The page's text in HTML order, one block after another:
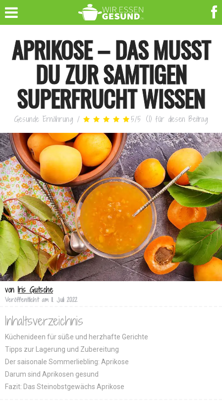
APRIKOSE – DAS MUSST
DU ZUR SAMTIGEN
SUPERFRUCHT WISSEN
Gesunde Ernährung / 5/5 (1) für diesen Beitrag
von Iris Gutsche
Veröffentlicht am 11. Juli 2022
Inhaltsverzeichnis
Küchenideen für süße und herzhafte Gerichte
Tipps zur Lagerung und Zubereitung
Der saisonale Sommerliebling: Aprikose
Darum sind Aprikosen gesund
Fazit: Das Steinobstgewächs Aprikose